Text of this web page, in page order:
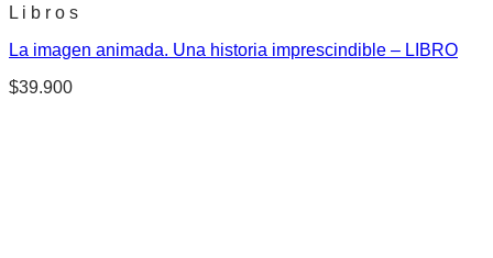
L i b r o s
La imagen animada. Una historia imprescindible – LIBRO
$39.900